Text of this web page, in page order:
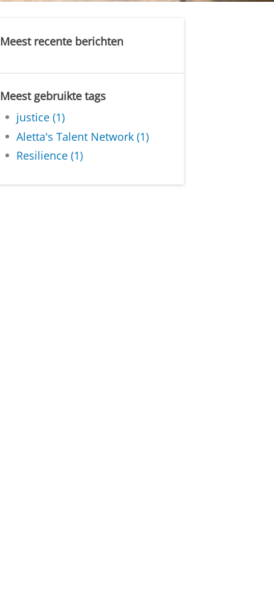
Meest recente berichten
Meest gebruikte tags
justice (1)
Aletta's Talent Network (1)
Resilience (1)